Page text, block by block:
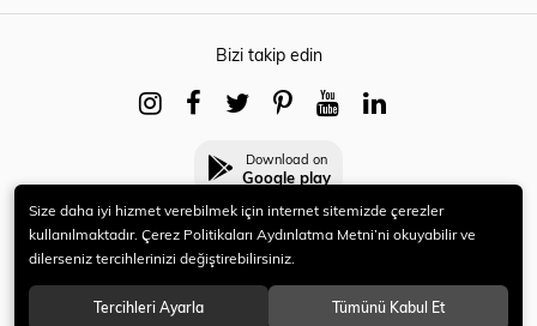
Bizi takip edin
Download on
Google play
© 2021 HERYENİ. Tüm hakları saklıdır.
Size daha iyi hizmet verebilmek için internet sitemizde çerezler
kullanılmaktadır. Çerez Politikaları Aydınlatma Metni’ni okuyabilir ve
dilerseniz tercihlerinizi değiştirebilirsiniz.
Tercihleri Ayarla Tümünü Kabul Et